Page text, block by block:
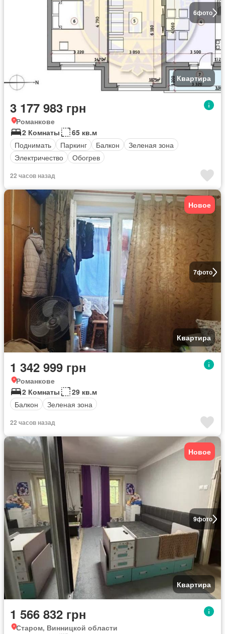
6фото
Квартира
3 177 983 грн
Романкове
2 Комнаты
65 кв.м
Поднимать
Паркинг Балкон
Зеленая зона
Электричество
Обогрев
22 часов назад
7фото
Новое
Квартира
1 342 999 грн
Романкове
2 Комнаты
29 кв.м
Балкон
Зеленая зона
22 часов назад
9фото
Новое
Квартира
1 566 832 грн
Старом, Винницкой области